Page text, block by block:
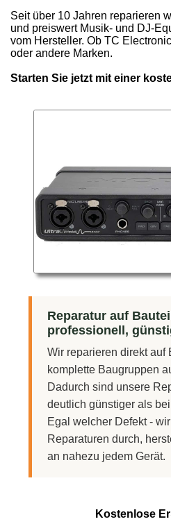
Seit über 10 Jahren reparieren
und preiswert Musik- und DJ-
vom Hersteller. Ob TC
oder andere Marken.
Starten Sie jetzt mit einer
Reparatur auf
professionell,
Wir reparieren direkt auf
komplette Baugruppen
Dadurch sind unsere
deutlich günstiger als
Egal welcher Defekt -
Reparaturen durch,
an nahezu jedem Gerät.
Kostenlose